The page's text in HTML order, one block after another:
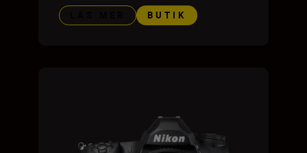
BUTIK